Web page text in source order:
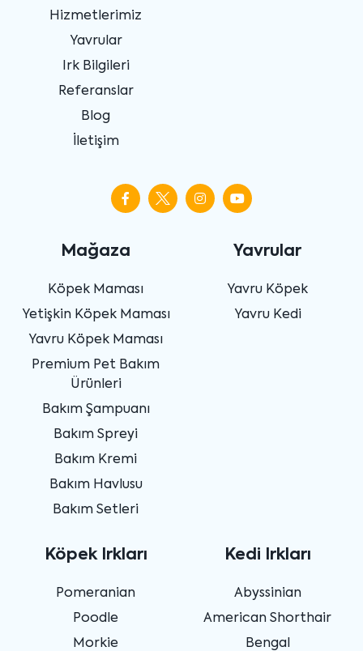
Hizmetlerimiz
Yavrular
Irk Bilgileri
Referanslar
Blog
İletişim
Mağaza
Köpek Maması
Yetişkin Köpek Maması
Yavru Köpek Maması
Premium Pet Bakım
Ürünleri
Bakım Şampuanı
Bakım Spreyi
Bakım Kremi
Bakım Havlusu
Bakım Setleri
Yavrular
Yavru Köpek
Yavru Kedi
Köpek Irkları
Pomeranian
Poodle
Morkie
Kedi Irkları
Abyssinian
American Shorthair
Bengal